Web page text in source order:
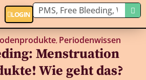
LOGIN
, Periodenwissen
Menstruation
Wie geht das?